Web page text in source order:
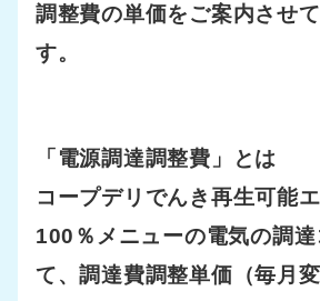
調整費の単価をご案内させ
す。
「電源調達調整費」とは
コープデリでんき再生可能
100％メニューの電気の調
て、調達費調整単価（毎月